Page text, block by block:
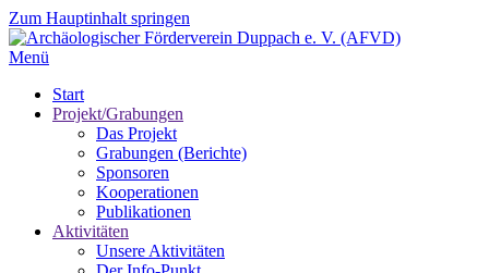
Zum Hauptinhalt springen
Menü
Start
Projekt/Grabungen
Das Projekt
Grabungen (Berichte)
Sponsoren
Kooperationen
Publikationen
Aktivitäten
Unsere Aktivitäten